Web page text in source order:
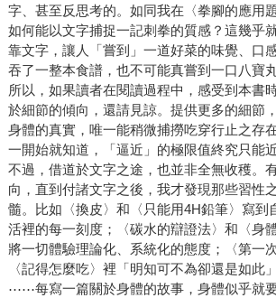
字、甚至反思考的。如同我在〈拳腳的應用
如何能以文字捕捉一記刺拳的質感？這幾乎
靠文字，讓人「嘗到」一道好菜的味覺、口
吞了一整本食譜，也不可能真嘗到一口八寶丸
所以，如果讀者在閱讀過程中，感受到本書
於細節的傾向，還請見諒。提供更多的細節
身體的真實，唯一能稍微捕撈吃穿行止之存
一開始就知道，「逼近」的極限值終究只能
不過，借道於文字之途，也並非全無收穫。
向，直到付諸文字之後，我才發現那些習性
髓。比如〈換皮〉和〈只能用4H鉛筆〉寫到
活裡的每一刻度；〈碳水的辯證法〉和〈身
將一切體驗理論化、系統化的態度；〈第一
〈記得怎麼吃〉裡「明知可不為卻還是如此
⋯⋯每寫一篇關於身體的故事，身體似乎就